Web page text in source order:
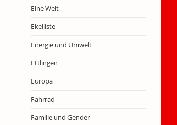
Eine Welt
Ekelliste
Energie und Umwelt
Ettlingen
Europa
Fahrrad
Familie und Gender